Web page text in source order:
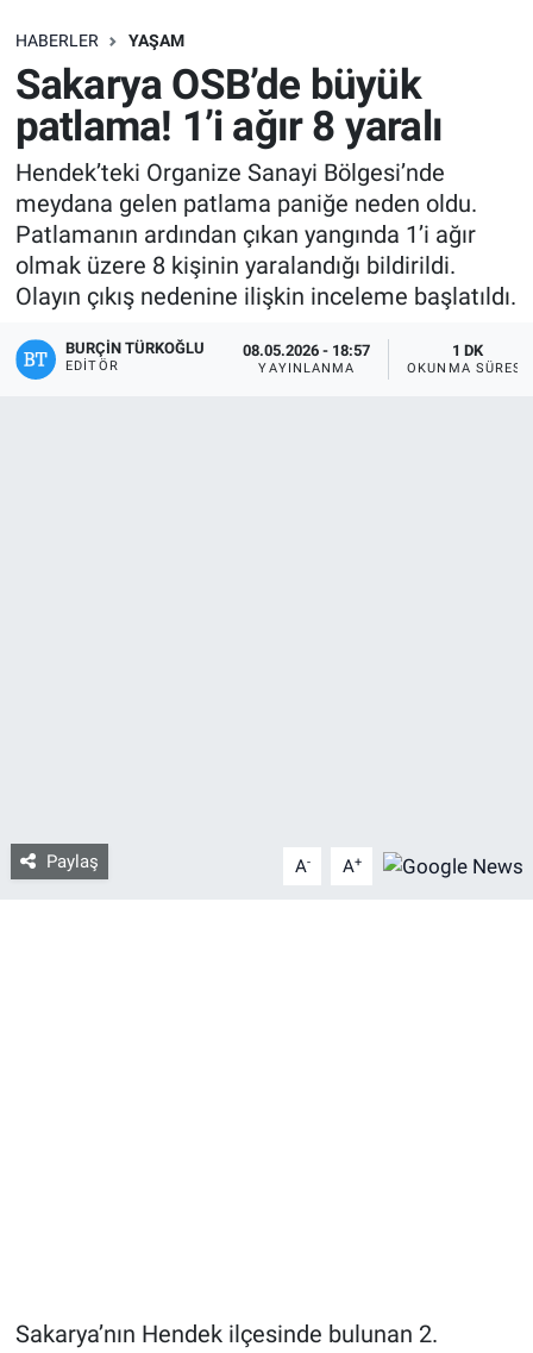
HABERLER YAŞAM
Sakarya OSB’de büyük
patlama! 1’i ağır 8 yaralı
Hendek’teki Organize Sanayi Bölgesi’nde
meydana gelen patlama paniğe neden oldu.
Patlamanın ardından çıkan yangında 1’i ağır
olmak üzere 8 kişinin yaralandığı bildirildi.
Olayın çıkış nedenine ilişkin inceleme başlatıldı.
BURÇIN TÜRKOĞLU
EDITÖR
08.05.2026 - 18:57
YAYINLANMA
1 DK
OKUNMA SÜRESI
Paylaş A- A+
Sakarya’nın Hendek ilçesinde bulunan 2.
SAĞLIK
EKONOMİ
EĞİTİM
ÖZEL HABER
Keşfet
ASTROLOJİ